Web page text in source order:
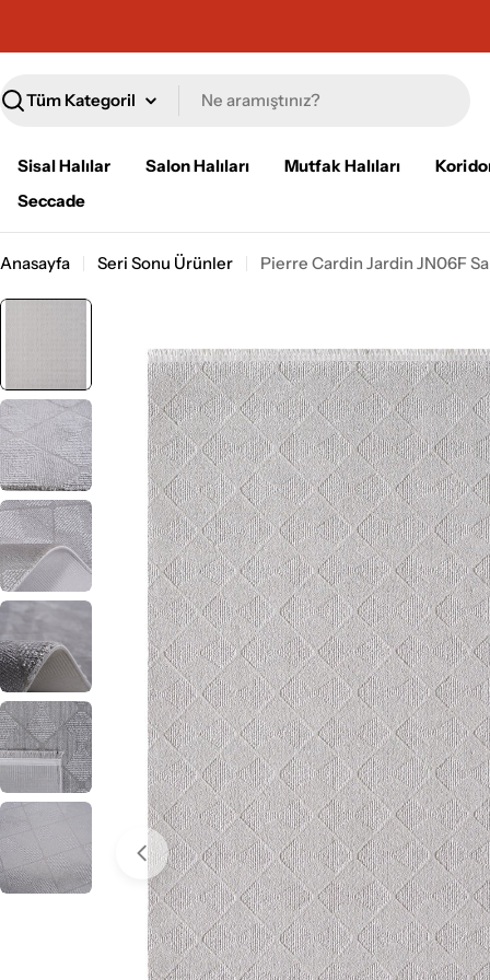
Ara
Sisal Halılar Salon Halıları Mutfak Halıları
Seccade
Anasayfa Seri Sonu Ürünler Pierre Cardin Jardin JN06F
0 numaralı medyayı pencerede aç